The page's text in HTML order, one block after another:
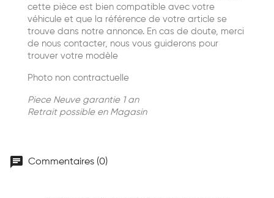
cette pièce est bien compatible avec votre
véhicule et que la référence de votre article se
trouve dans notre annonce. En cas de doute, merci
de nous contacter, nous vous guiderons pour
trouver votre modèle
Photo non contractuelle
Piece Neuve garantie 1 an
Retrait possible en Magasin
chat Commentaires (0)